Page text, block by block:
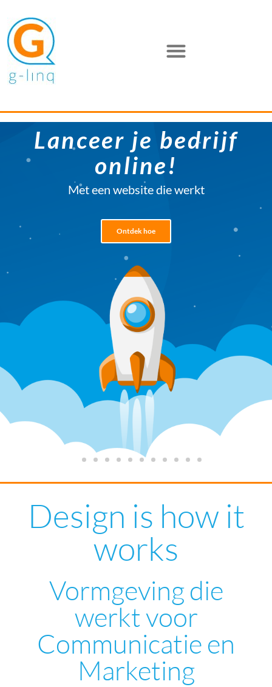
Lanceer je bedrijf
online!
Met een website die werkt
Ontdek hoe
Design is how it
works
Vormgeving die
werkt voor
Communicatie en
Marketing